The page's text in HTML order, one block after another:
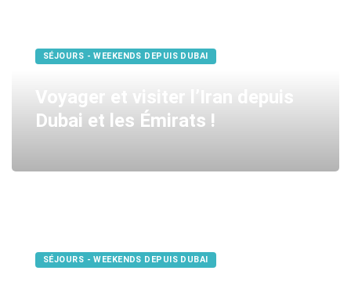
SÉJOURS - WEEKENDS DEPUIS DUBAI
Voyager et visiter l’Iran depuis
Dubai et les Émirats !
SÉJOURS - WEEKENDS DEPUIS DUBAI